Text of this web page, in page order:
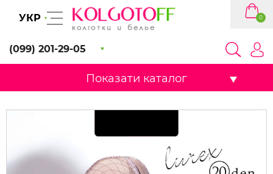
УКР
(099) 201-29-05
0
Показати каталог